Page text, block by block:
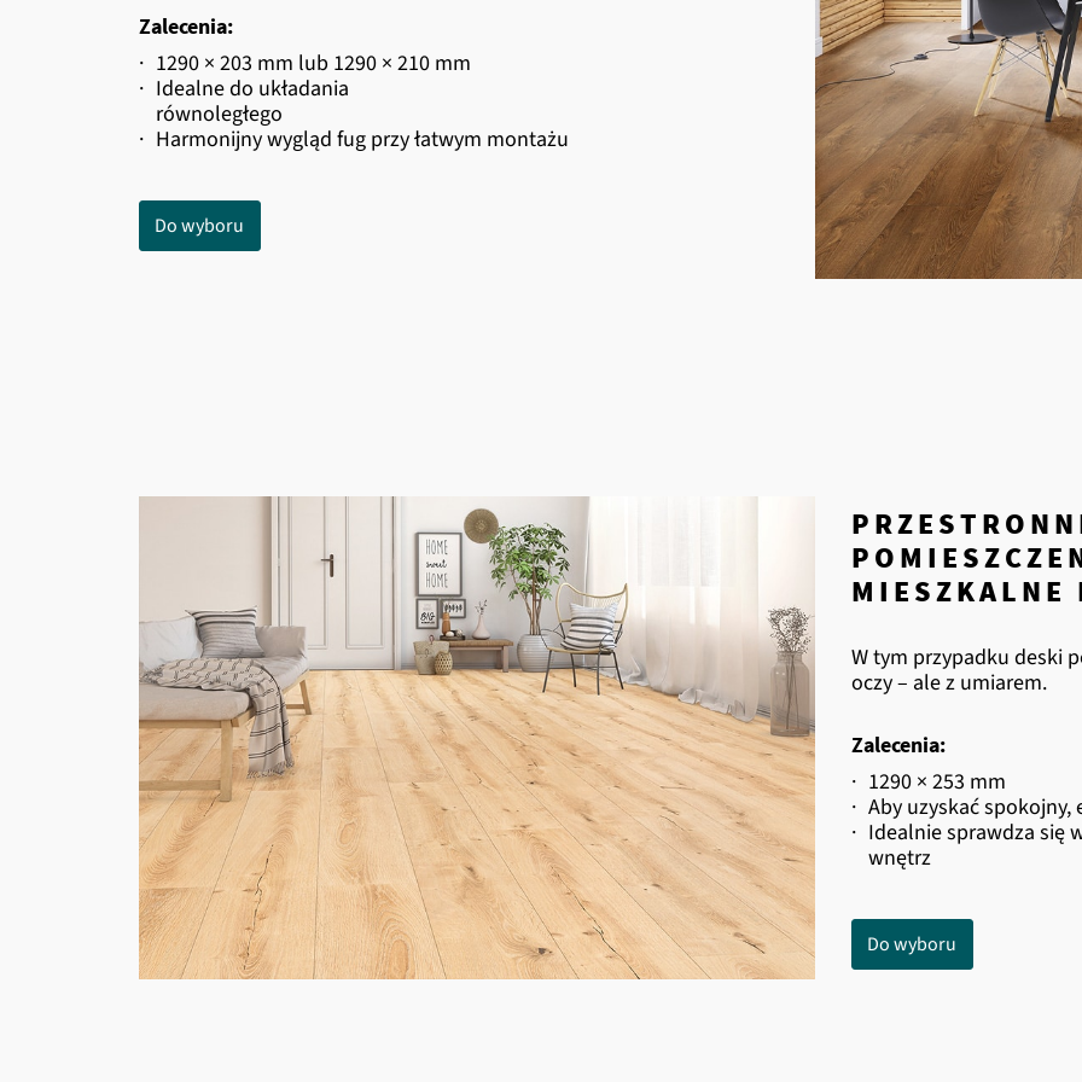
Zalecenia:
· 1290 × 203 mm lub 1290 × 210 mm
· Idealne do układania
równoległego
· Harmonijny wygląd fug przy łatwym montażu
Do wyboru
W tym przypadku deski
oczy – ale z umiarem.
Zalecenia:
· 1290 × 253 mm
· Aby uzyskać spokojny,
· Idealnie sprawdza się
wnętrz
Do wyboru